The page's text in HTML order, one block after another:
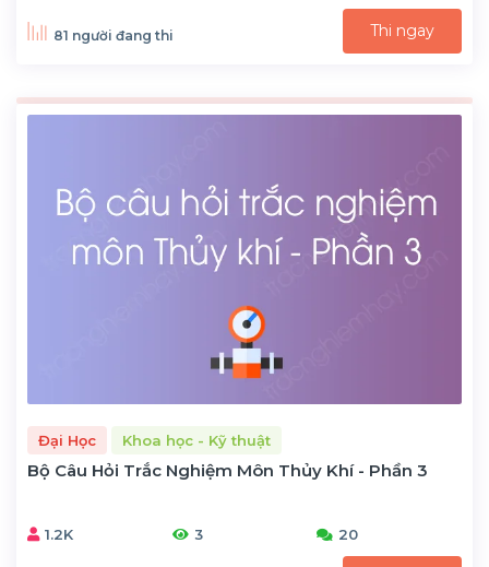
81 người đang thi Thi ngay
Đại Học Khoa học - Kỹ thuật
Bộ Câu Hỏi Trắc Nghiệm Môn Thủy Khí - Phần 3
1.2K 3 20